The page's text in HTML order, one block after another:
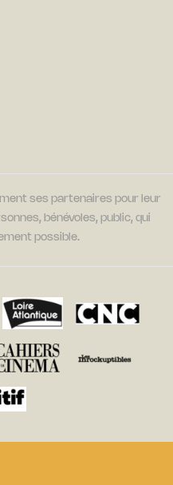
ses partenaires pour leur
bénévoles, public, qui
possible.